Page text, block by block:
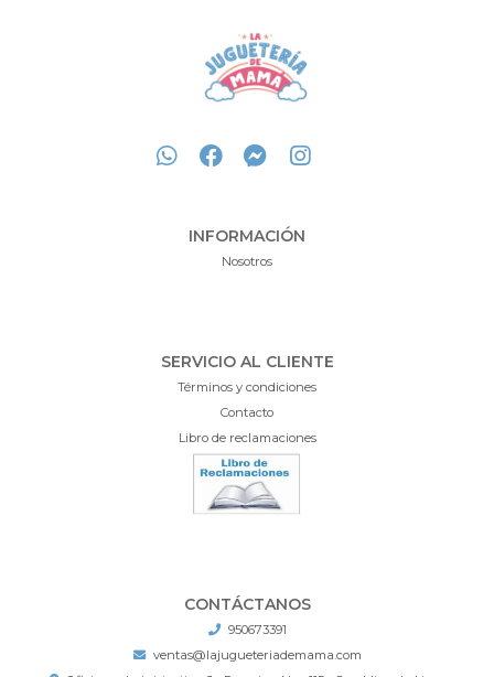
INFORMACIÓN
Nosotros
SERVICIO AL CLIENTE
Términos y condiciones
Contacto
Libro de reclamaciones
CONTÁCTANOS
950673391
ventas@lajugueteriademama.com